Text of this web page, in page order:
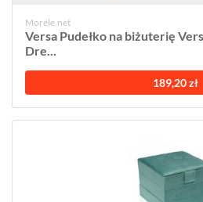
Morele.net
Versa Pudełko na biżuterię
Dre...
189,20 zł